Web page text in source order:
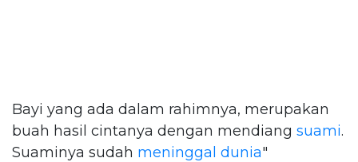
Bayi yang ada dalam rahimnya, merupakan
buah hasil cintanya dengan mendiang suami.
Suaminya sudah meninggal dunia"